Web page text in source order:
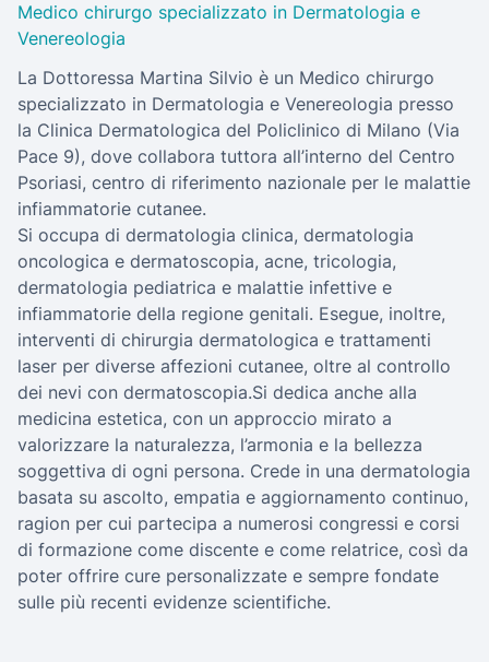
Medico chirurgo specializzato in Dermatologia e
Venereologia
La Dottoressa Martina Silvio è un Medico chirurgo
specializzato in Dermatologia e Venereologia presso
la Clinica Dermatologica del Policlinico di Milano (Via
Pace 9), dove collabora tuttora all’interno del Centro
Psoriasi, centro di riferimento nazionale per le malattie
infiammatorie cutanee.
Si occupa di dermatologia clinica, dermatologia
oncologica e dermatoscopia, acne, tricologia,
dermatologia pediatrica e malattie infettive e
infiammatorie della regione genitali. Esegue, inoltre,
interventi di chirurgia dermatologica e trattamenti
laser per diverse affezioni cutanee, oltre al controllo
dei nevi con dermatoscopia.Si dedica anche alla
medicina estetica, con un approccio mirato a
valorizzare la naturalezza, l’armonia e la bellezza
soggettiva di ogni persona. Crede in una dermatologia
basata su ascolto, empatia e aggiornamento continuo,
ragion per cui partecipa a numerosi congressi e corsi
di formazione come discente e come relatrice, così da
poter offrire cure personalizzate e sempre fondate
sulle più recenti evidenze scientifiche.